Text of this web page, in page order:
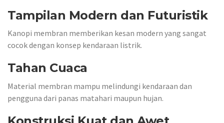
Tampilan Modern dan Futuristik
Kanopi membran memberikan kesan modern yang sangat
cocok dengan konsep kendaraan listrik.
Tahan Cuaca
Material membran mampu melindungi kendaraan dan
pengguna dari panas matahari maupun hujan.